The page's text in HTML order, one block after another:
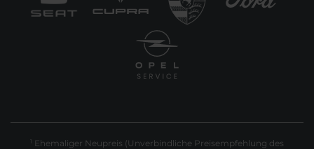
1 Ehemaliger Neupreis (Unverbindliche Preisempfehlung des